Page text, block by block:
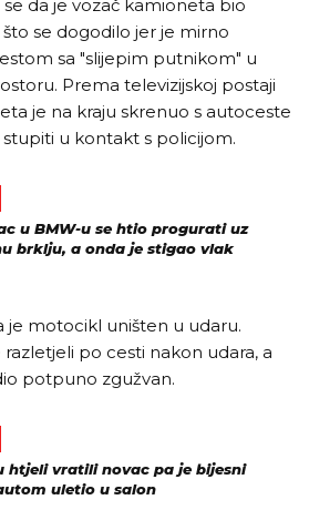
da je vozač kamioneta bio
se dogodilo jer je mirno
sa "slijepim putnikom" u
Prema televizijskoj postaji
je na kraju skrenuo s autoceste
u kontakt s policijom.
u BMW-u se htio progurati uz
brklju, a onda je stigao vlak
je motocikl uništen u udaru.
razletjeli po cesti nakon udara, a
potpuno zgužvan.
htjeli vratili novac pa je bijesni
uletio u salon